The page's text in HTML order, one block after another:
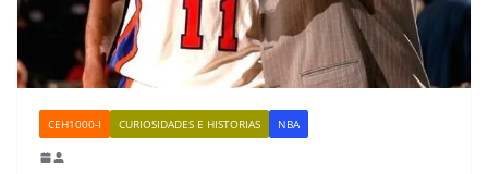
CEH1000-I CURIOSIDADES E HISTORIAS NBA